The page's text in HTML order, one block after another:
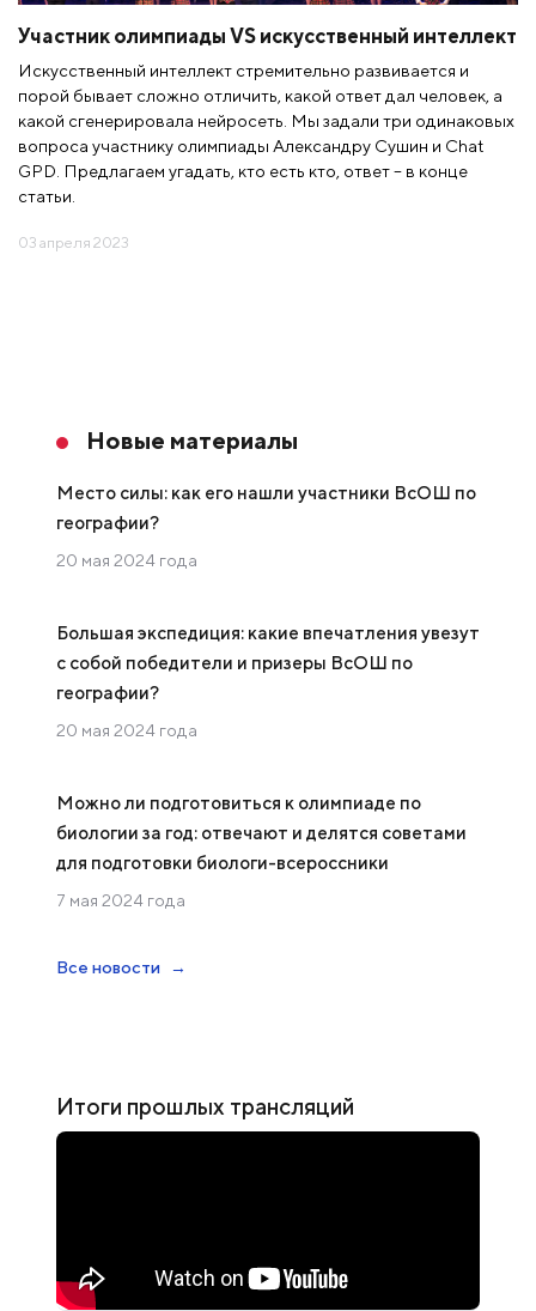
Участник олимпиады VS искусственный интеллект
Искусственный интеллект стремительно развивается и
порой бывает сложно отличить, какой ответ дал человек, а
какой сгенерировала нейросеть. Мы задали три одинаковых
вопроса участнику олимпиады Александру Сушин и Chat
GPD. Предлагаем угадать, кто есть кто, ответ – в конце
статьи.
03 апреля 2023
Новые материалы
Место силы: как его нашли участники ВсОШ по
географии?
20 мая 2024 года
Большая экспедиция: какие впечатления увезут
с собой победители и призеры ВсОШ по
географии?
20 мая 2024 года
Можно ли подготовиться к олимпиаде по
биологии за год: отвечают и делятся советами
для подготовки биологи-всероссники
7 мая 2024 года
Все новости
Итоги прошлых трансляций